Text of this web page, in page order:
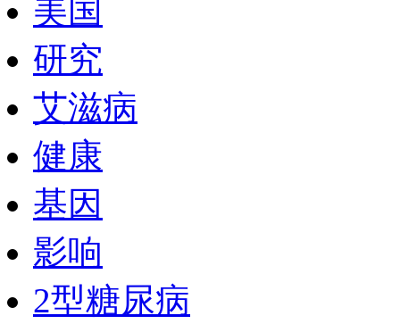
美国
研究
艾滋病
健康
基因
影响
2型糖尿病